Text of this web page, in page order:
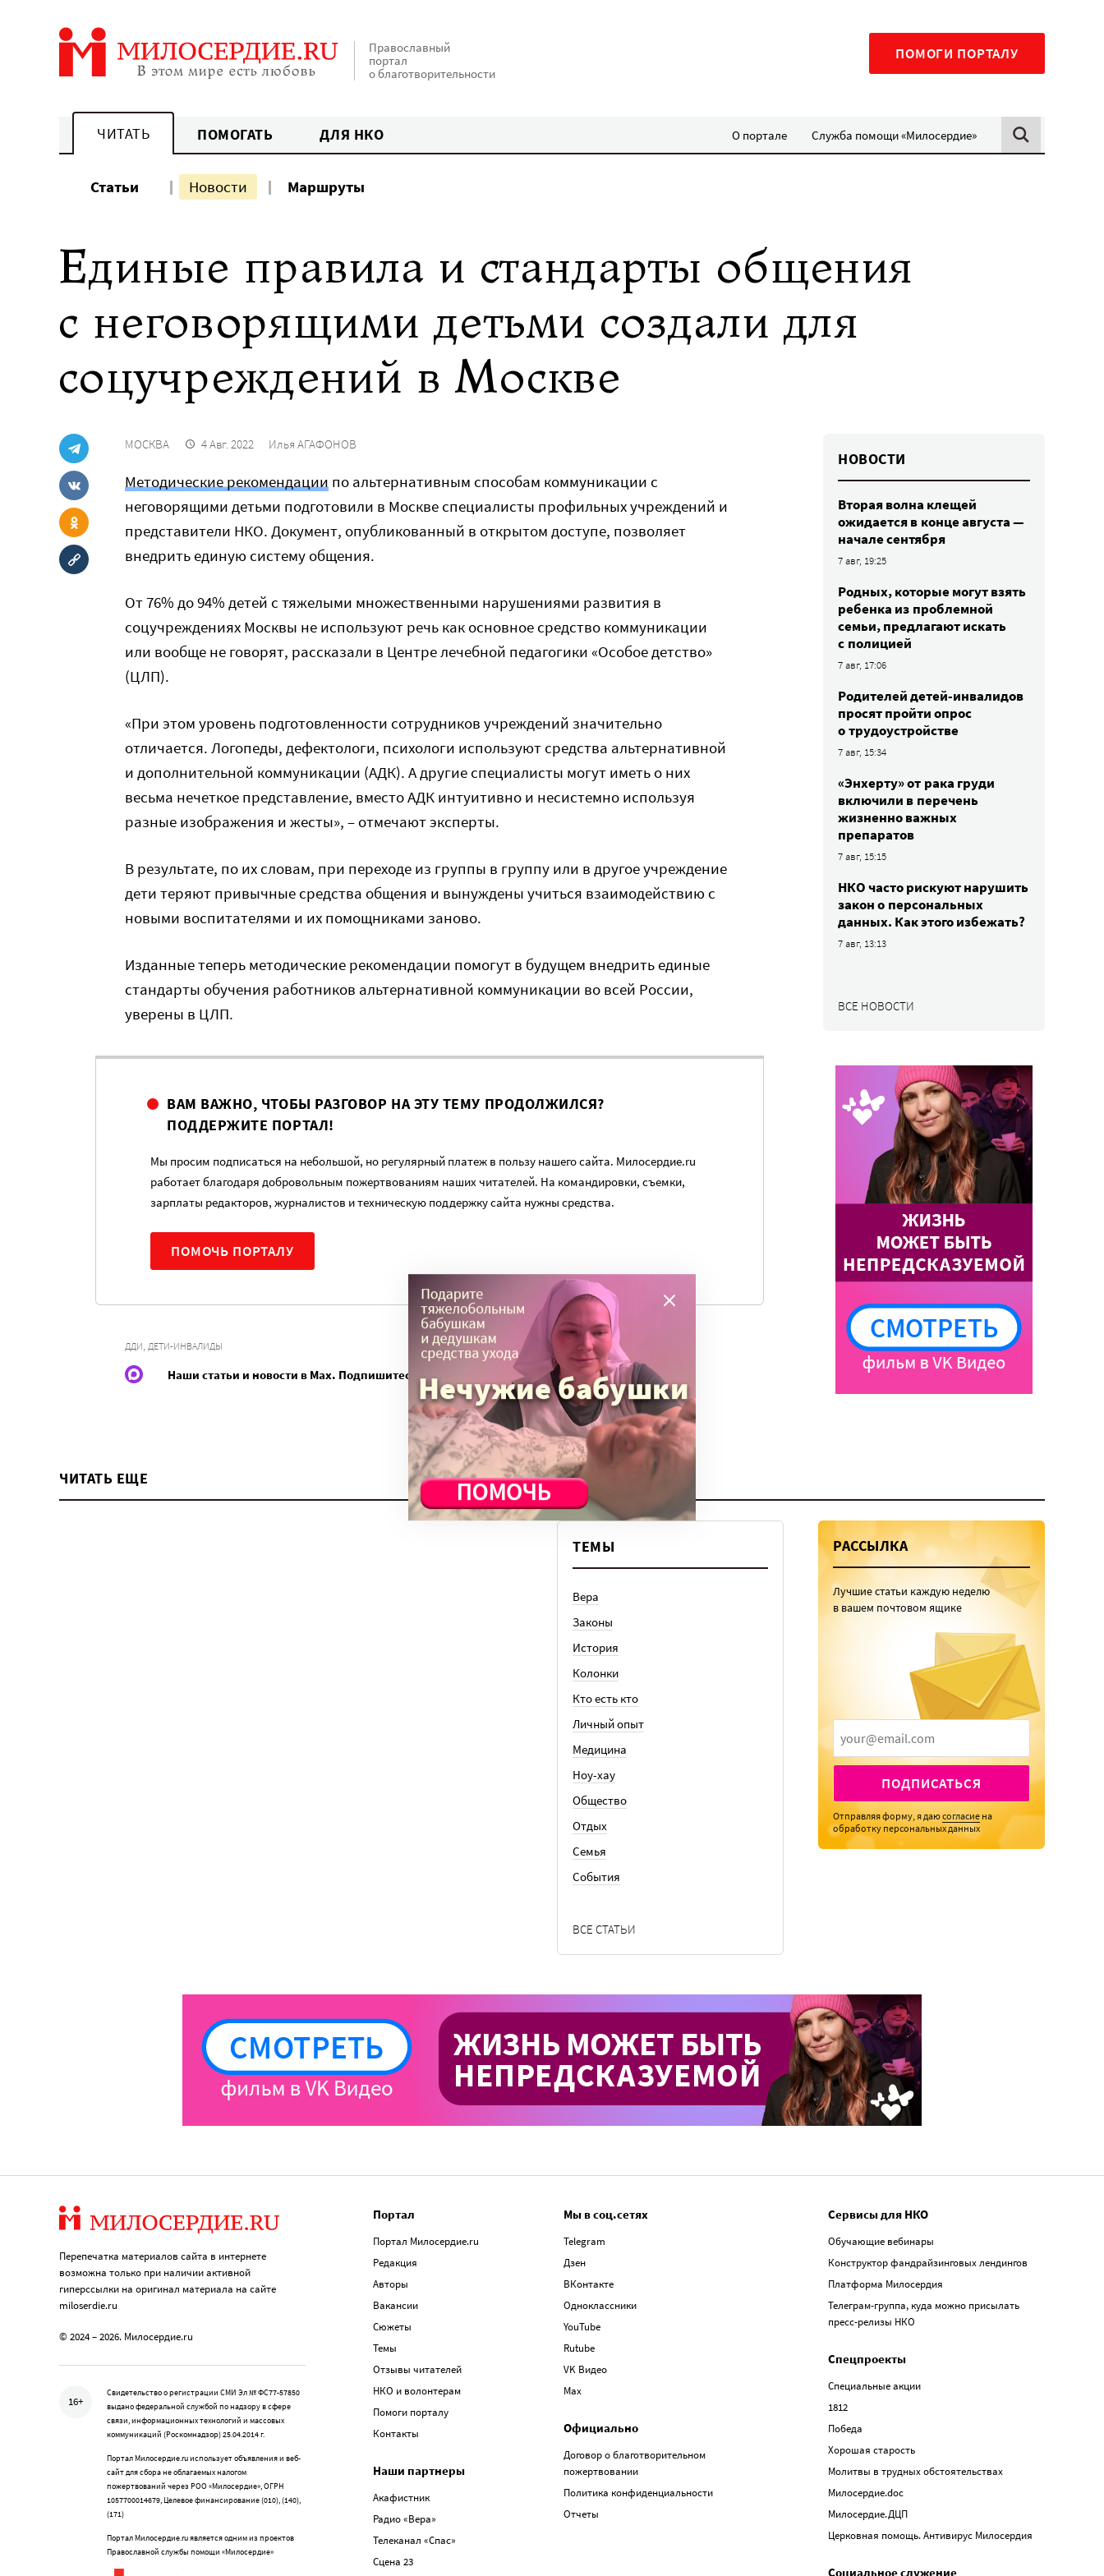
Православный
портал
о благотворительности
ПОМОГИ ПОРТАЛУ
ЧИТАТЬ ПОМОГАТЬ ДЛЯ НКО О портале Служба помощи «Милосердие»
Статьи Новости Маршруты
Единые правила и стандарты общения
с неговорящими детьми создали для
соцучреждений в Москве
МОСКВА 4 Авг. 2022 Илья АГАФОНОВ
Методические рекомендации по альтернативным способам коммуникации с
неговорящими детьми подготовили в Москве специалисты профильных учреждений и
представители НКО. Документ, опубликованный в открытом доступе, позволяет
внедрить единую систему общения.
От 76% до 94% детей с тяжелыми множественными нарушениями развития в
соцучреждениях Москвы не используют речь как основное средство коммуникации
или вообще не говорят, рассказали в Центре лечебной педагогики «Особое детство»
(ЦЛП).
«При этом уровень подготовленности сотрудников учреждений значительно
отличается. Логопеды, дефектологи, психологи используют средства альтернативной
и дополнительной коммуникации (АДК). А другие специалисты могут иметь о них
весьма нечеткое представление, вместо АДК интуитивно и несистемно используя
разные изображения и жесты», – отмечают эксперты.
В результате, по их словам, при переходе из группы в группу или в другое учреждение
дети теряют привычные средства общения и вынуждены учиться взаимодействию с
новыми воспитателями и их помощниками заново.
Изданные теперь методические рекомендации помогут в будущем внедрить единые
стандарты обучения работников альтернативной коммуникации во всей России,
уверены в ЦЛП.
ВАМ ВАЖНО, ЧТОБЫ РАЗГОВОР НА ЭТУ ТЕМУ ПРОДОЛЖИЛСЯ?
ПОДДЕРЖИТЕ ПОРТАЛ!
Мы просим подписаться на небольшой, но регулярный платеж в пользу нашего сайта. Милосердие.ru
работает благодаря добровольным пожертвованиям наших читателей. На командировки, съемки,
зарплаты редакторов, журналистов и техническую поддержку сайта нужны средства.
ПОМОЧЬ ПОРТАЛУ
ДДИ, ДЕТИ-ИНВАЛИДЫ
Наши статьи и новости в Max. Подпишитесь
НОВОСТИ
Вторая волна клещей
ожидается в конце августа —
начале сентября
7 авг, 19:25
Родных, которые могут взять
ребенка из проблемной
семьи, предлагают искать
с полицией
7 авг, 17:06
Родителей детей-инвалидов
просят пройти опрос
о трудоустройстве
7 авг, 15:34
«Энхерту» от рака груди
включили в перечень
жизненно важных
препаратов
7 авг, 15:15
НКО часто рискуют нарушить
закон о персональных
данных. Как этого избежать?
7 авг, 13:13
ВСЕ НОВОСТИ
ЧИТАТЬ ЕЩЕ
ТЕМЫ
Вера
Законы
История
Колонки
Кто есть кто
Личный опыт
Медицина
Ноу-хау
Общество
Отдых
Семья
События
ВСЕ СТАТЬИ
РАССЫЛКА
Лучшие статьи каждую неделю
в вашем почтовом ящике
ПОДПИСАТЬСЯ
Отправляя форму, я даюсогласие на
обработку персональных данных
Перепечатка материалов сайта в интернете
возможна только при наличии активной
гиперссылки на оригинал материала на сайте
miloserdie.ru
© 2024 – 2026. Милосердие.ru
16+
Свидетельство о регистрации СМИ Эл № ФС77-57850
выдано федеральной службой по надзору в сфере
связи, информационных технологий и массовых
коммуникаций (Роскомнадзор) 25.04.2014 г.
Портал Милосердие.ru использует объявления и веб-
сайт для сбора не облагаемых налогом
пожертвований через РОО «Милосердие», ОГРН
1057700014679, Целевое финансирование (010), (140),
(171)
Портал Милосердие.ru является одним из проектов
Православной службы помощи «Милосердие»
Портал
Портал Милосердие.ru
Редакция
Авторы
Вакансии
Сюжеты
Темы
Отзывы читателей
НКО и волонтерам
Помоги порталу
Контакты
Наши партнеры
Акафистник
Радио «Вера»
Телеканал «Спас»
Сцена 23
Мы в соц.сетях
Telegram
Дзен
ВКонтакте
Одноклассники
YouTube
Rutube
VK Видео
Max
Официально
Договор о благотворительном
пожертвовании
Политика конфиденциальности
Отчеты
Сервисы для НКО
Обучающие вебинары
Конструктор фандрайзинговых лендингов
Платформа Милосердия
Телеграм-группа, куда можно присылать
пресс-релизы НКО
Спецпроекты
Специальные акции
1812
Победа
Хорошая старость
Молитвы в трудных обстоятельствах
Милосердие.doc
Милосердие.ДЦП
Церковная помощь. Антивирус Милосердия
Социальное служение